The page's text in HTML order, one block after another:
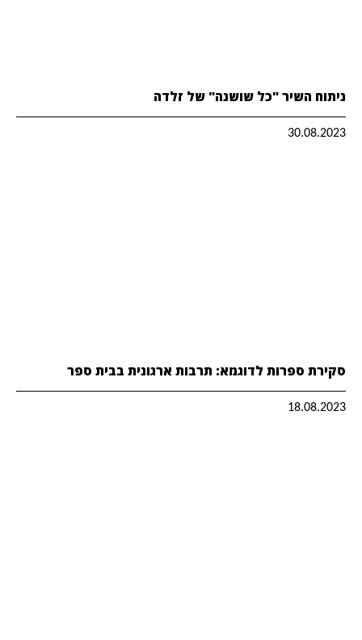
ניתוח השיר "כל שושנה" של זלדה
30.08.2023
סקירת ספרות לדוגמא: תרבות ארגונית בבית ספר
18.08.2023